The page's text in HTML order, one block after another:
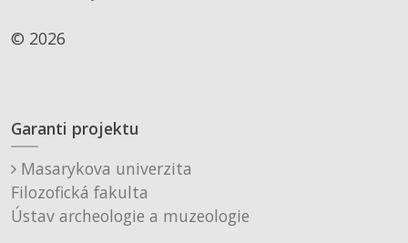
© 2026
Garanti projektu
Masarykova univerzita
Filozofická fakulta
Ústav archeologie a muzeologie